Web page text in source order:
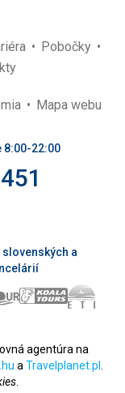
Pobočky
Mapa webu
8:00-22:00
a
agentúra na
a Travelplanet.pl
.